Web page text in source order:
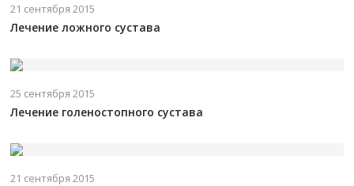
21 сентября 2015
Лечение ложного сустава
25 сентября 2015
Лечение голеностопного сустава
21 сентября 2015